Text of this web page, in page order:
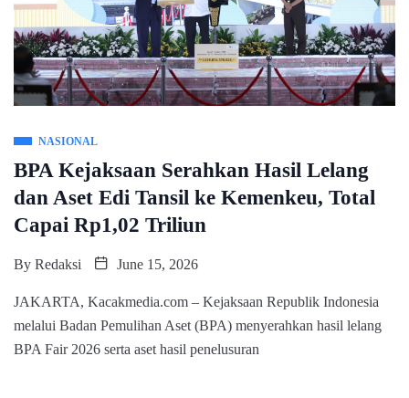
NASIONAL
BPA Kejaksaan Serahkan Hasil Lelang
dan Aset Edi Tansil ke Kemenkeu, Total
Capai Rp1,02 Triliun
By Redaksi June 15, 2026
JAKARTA, Kacakmedia.com – Kejaksaan Republik Indonesia
melalui Badan Pemulihan Aset (BPA) menyerahkan hasil lelang
BPA Fair 2026 serta aset hasil penelusuran